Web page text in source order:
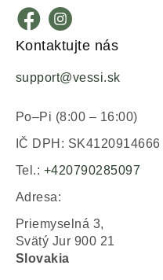
Kontaktujte nás
support@vessi.sk
Po–Pi (8:00 – 16:00)
IČ DPH: SK4120914666
Tel.: +420790285097
Adresa:
Priemyselná 3,
Svätý Jur 900 21
Slovakia